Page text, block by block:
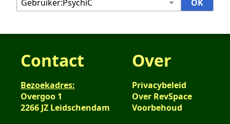
Contact
Bezoekadres:
Overgoo 1
2266 JZ Leidschendam
Over
Privacybeleid
Over RevSpace
Voorbehoud